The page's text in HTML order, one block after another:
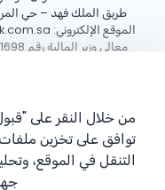
وإشراف
حقوق الطبع والنشر ©2026
سياسة ملفات تعريف
من خلال النقر على
توافق على تخزين
التنقل في الموقع،